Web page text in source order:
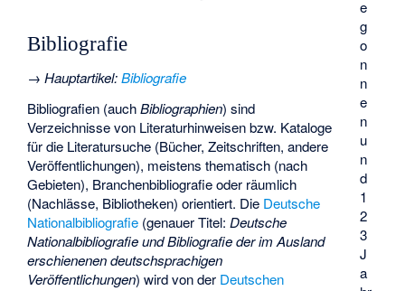
e
g
o
n
n
e
n
u
n
d
1
2
3
J
a
Bibliografie
→Hauptartikel:Bibliografie
Bibliografien (auchBibliographien) sind
Verzeichnisse von Literaturhinweisen bzw. Kataloge
für die Literatursuche (Bücher, Zeitschriften, andere
Veröffentlichungen), meistens thematisch (nach
Gebieten), Branchenbibliografie oder räumlich
(Nachlässe, Bibliotheken) orientiert. Die Deutsche
Nationalbibliografie (genauer Titel:Deutsche
Nationalbibliografie und Bibliografie der im Ausland
erschienenen deutschsprachigen
Veröffentlichungen) wird von der Deutschen